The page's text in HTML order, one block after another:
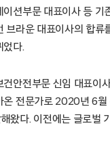
이션부문 대표이사 등 기
브라운 대표이사의 합류
었다.
건안전부문 신임 대표이
온 전문가로 2020년 6월
왔다. 이전에는 글로벌